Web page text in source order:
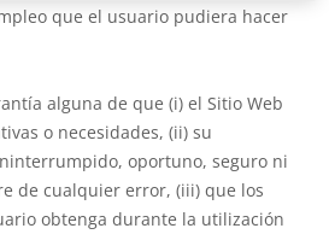
que el usuario pudiera hacer
alguna de que (i) el Sitio Web
o necesidades, (ii) su
oportuno, seguro ni
de cualquier error, (iii) que los
obtenga durante la utilización